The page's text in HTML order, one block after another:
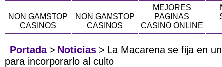
NON GAMSTOP
CASINOS
NON GAMSTOP
CASINOS
MEJORES
PAGINAS
CASINO ONLINE
Portada > Noticias > La Macarena se fija en
para incorporarlo al culto